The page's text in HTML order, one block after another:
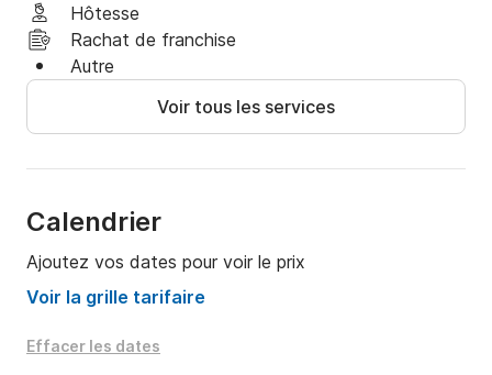
Hôtesse
Rachat de franchise
Autre
Voir tous les services
Calendrier
Ajoutez vos dates pour voir le prix
Voir la grille tarifaire
Effacer les dates